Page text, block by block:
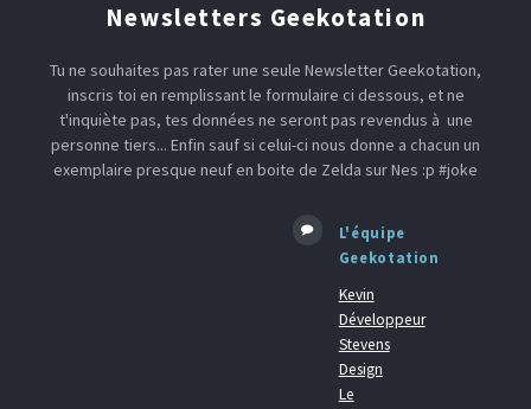
Newsletters Geekotation
Tu ne souhaites pas rater une seule Newsletter Geekotation,
inscris toi en remplissant le formulaire ci dessous, et ne
t'inquiète pas, tes données ne seront pas revendus à une
personne tiers... Enfin sauf si celui-ci nous donne a chacun un
exemplaire presque neuf en boite de Zelda sur Nes :p #joke
L'équipe
Geekotation
Kevin
Développeur
Stevens
Design
Le